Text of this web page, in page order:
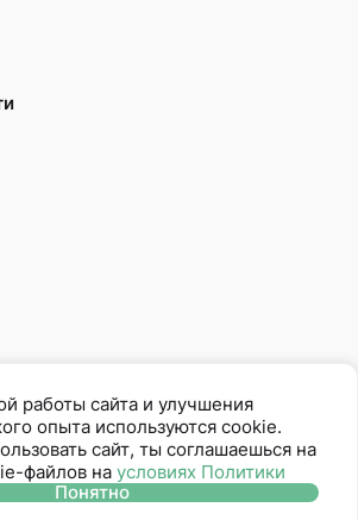
членом Ассоциации Прямых Продаж
работы сайта и улучшения
опыта используются cookie.
сайт, ты соглашаешься на
файлов на условиях Политики
Понятно